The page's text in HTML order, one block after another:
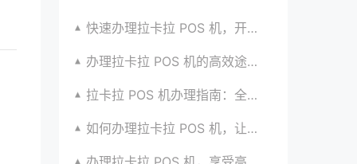
快速办理拉卡拉 POS 机，开启无忧收款时代咯
办理拉卡拉 POS 机的高效途径与方法全掌握
拉卡拉 POS 机办理指南：全流程解析与建议汇总
如何办理拉卡拉 POS 机，让生意更顺畅？看过来